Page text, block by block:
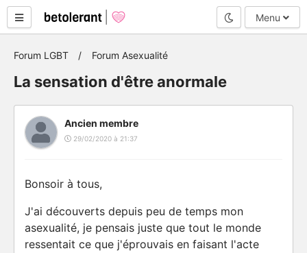
Mode nuit
Menu
Forum LGBT Forum Asexualité
La sensation d'être anormale
Ancien membre
29/02/2020 à 21:37
Bonsoir à tous,
J'ai découverts depuis peu de temps mon
asexualité, je pensais juste que tout le monde
ressentait ce que j'éprouvais en faisant l'acte